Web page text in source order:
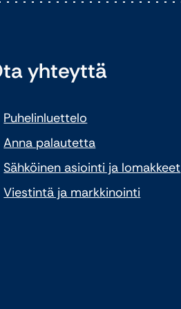
yhteyttä
Puhelinluettelo
Anna palautetta
Sähköinen asiointi ja lomakkeet
Viestintä ja markkinointi